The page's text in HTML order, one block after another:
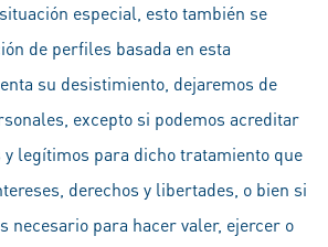
especial, esto también se
de perfiles basada en esta
su desistimiento, dejaremos de
excepto si podemos acreditar
legítimos para dicho tratamiento que
derechos y libertades, o bien si
necesario para hacer valer, ejercer o